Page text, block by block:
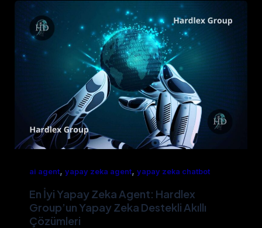
ai agent, yapay zeka agent, yapay zeka chatbot
En İyi Yapay Zeka Agent: Hardlex
Group’un Yapay Zeka Destekli Akıllı
Çözümleri